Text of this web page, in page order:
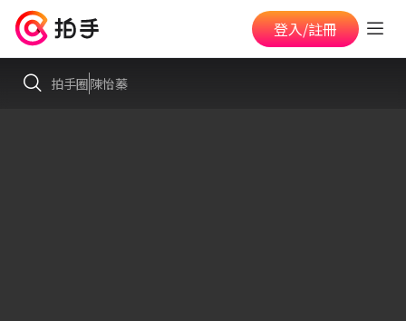
登入/註冊
拍手圈陳怡蓁